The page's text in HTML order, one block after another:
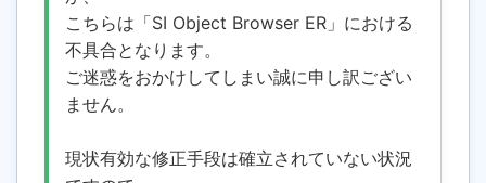
こちらは「SI Object Browser ER」における
不具合となります。
ご迷惑をおかけしてしまい誠に申し訳ござい
ません。
現状有効な修正手段は確立されていない状況